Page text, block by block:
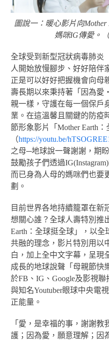
圖說一：暖心影片向
媽咪IG傳愛。
全球受到新型冠狀病毒肺炎
人開始放慢腳步、好好陪伴
正是可以好好把握機會向母
壽長期以來秉持著「因為愛
親一樣，守護在每一個保戶
業。在這溫馨且關鍵的防疫
節形象影片「Mother Earth：
（https://youtu.be/
之母─地球說一聲謝謝，期
鼓勵孩子們透過
而已身為人母的媽咪們也要
劃。
目前世界各地持續籠罩在新
想關心誰？全球人壽特別推
Earth：全球挺全球」，以
共融的理念，影片特別用以
白，加上全中文字幕，呈現
成長的地球說聲「母親節快
於FB、IG、Google及影視
與知名Youtuber眼球中央電
正能量。
「愛，是幸福的事，謝謝
護；因為愛，願意理解；因